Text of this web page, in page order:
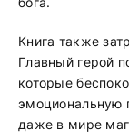
Книга также
Главный герой
которые
эмоциональную
даже в мире